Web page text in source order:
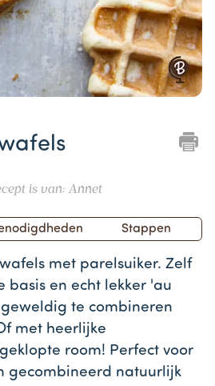
is van: Annet
Stappen
met parelsuiker. Zelf
basis en echt lekker 'au
te combineren
met heerlijke
room! Perfect voor
gecombineerd natuurlijk